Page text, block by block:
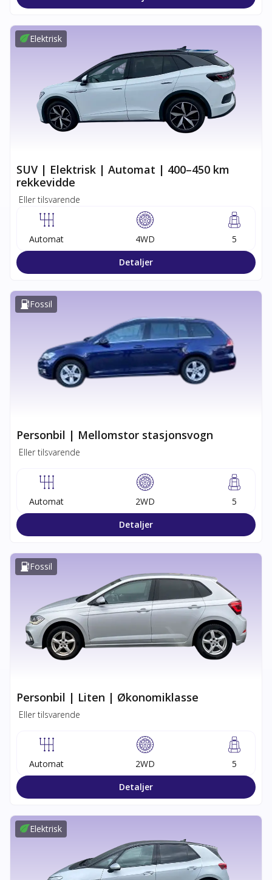
Elektrisk
SUV | Elektrisk | Automat | 400–450 km
rekkevidde
Eller tilsvarende
Automat 4WD
5
Detaljer
Fossil
Personbil | Mellomstor stasjonsvogn
Eller tilsvarende
Automat 2WD
5
Detaljer
Fossil
Personbil | Liten | Økonomiklasse
Eller tilsvarende
Automat 2WD
5
Detaljer
Elektrisk